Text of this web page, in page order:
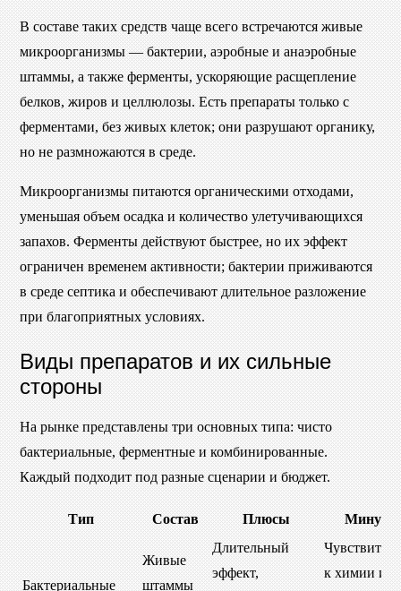
В составе таких средств чаще всего встречаются живые
микроорганизмы — бактерии, аэробные и анаэробные
штаммы, а также ферменты, ускоряющие расщепление
белков, жиров и целлюлозы. Есть препараты только с
ферментами, без живых клеток; они разрушают органику,
но не размножаются в среде.
Микроорганизмы питаются органическими отходами,
уменьшая объем осадка и количество улетучивающихся
запахов. Ферменты действуют быстрее, но их эффект
ограничен временем активности; бактерии приживаются
в среде септика и обеспечивают длительное разложение
при благоприятных условиях.
Виды препаратов и их сильные
стороны
На рынке представлены три основных типа: чисто
бактериальные, ферментные и комбинированные.
Каждый подходит под разные сценарии и бюджет.
Тип Состав Плюсы Минусы
Бактериальные
Живые
штаммы
Длительный
эффект,
к химии и